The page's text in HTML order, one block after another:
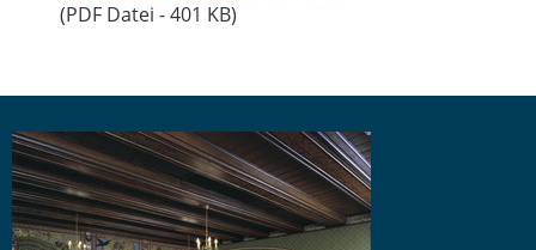
(PDF Datei - 401 KB)